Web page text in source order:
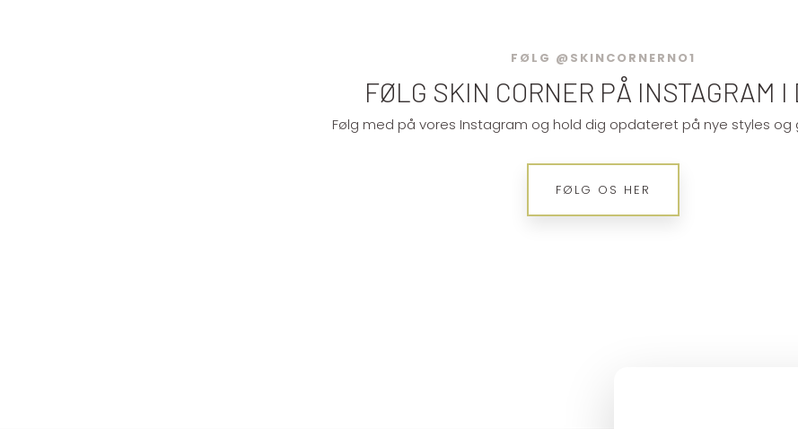
FØLG @SKINCORNERNO1
FØLG SKIN CORNER​ PÅ INSTAGRAM I
Følg med på vores Instagram og hold dig opdateret på nye styles og
​FØLG OS HER